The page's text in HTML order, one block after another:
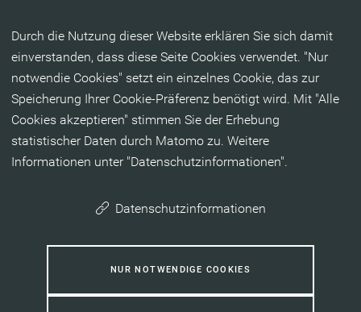
Durch die Nutzung dieser Website erklären Sie sich damit
einverstanden, dass diese Seite Cookies verwendet. "Nur
notwendie Cookies" setzt ein einzelnes Cookie, das zur
Speicherung Ihrer Cookie-Präferenz benötigt wird. Mit "Alle
Cookies akzeptieren" stimmen Sie der Erhebung
statistischer Daten durch Matomo zu. Weitere
Informationen unter "Datenschutzinformationen".
Datenschutzinformationen
NUR NOTWENDIGE COOKIES